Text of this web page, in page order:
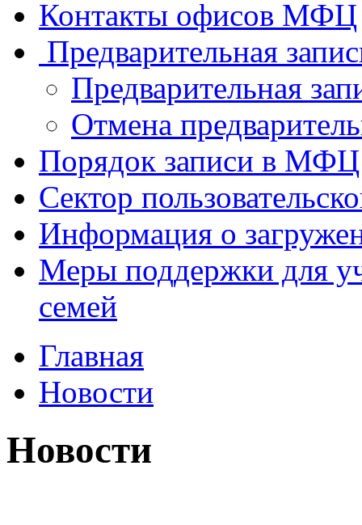
Контакты офисов МФЦ
Предварительная
Предварительная
Отмена
Порядок записи в МФЦ
Сектор
Информация о
Меры поддержки для
семей
Главная
Новости
Новости